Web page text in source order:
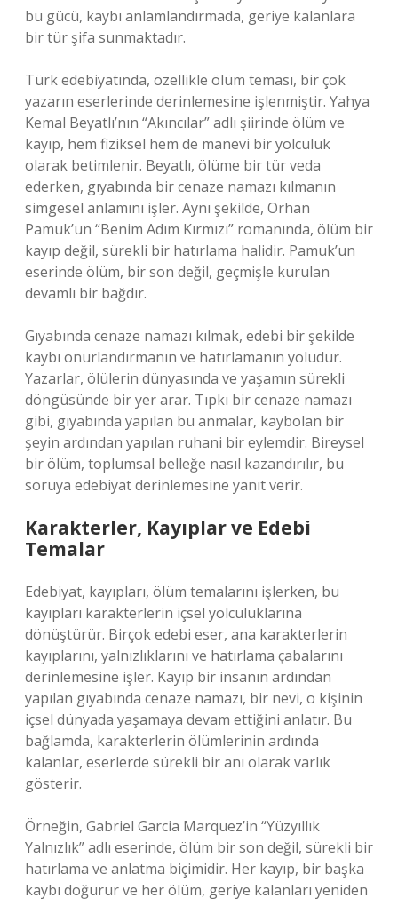
bu gücü, kaybı anlamlandırmada, geriye kalanlara
bir tür şifa sunmaktadır.
Türk edebiyatında, özellikle ölüm teması, bir çok
yazarın eserlerinde derinlemesine işlenmiştir. Yahya
Kemal Beyatlı’nın “Akıncılar” adlı şiirinde ölüm ve
kayıp, hem fiziksel hem de manevi bir yolculuk
olarak betimlenir. Beyatlı, ölüme bir tür veda
ederken, gıyabında bir cenaze namazı kılmanın
simgesel anlamını işler. Aynı şekilde, Orhan
Pamuk’un “Benim Adım Kırmızı” romanında, ölüm bir
kayıp değil, sürekli bir hatırlama halidir. Pamuk’un
eserinde ölüm, bir son değil, geçmişle kurulan
devamlı bir bağdır.
Gıyabında cenaze namazı kılmak, edebi bir şekilde
kaybı onurlandırmanın ve hatırlamanın yoludur.
Yazarlar, ölülerin dünyasında ve yaşamın sürekli
döngüsünde bir yer arar. Tıpkı bir cenaze namazı
gibi, gıyabında yapılan bu anmalar, kaybolan bir
şeyin ardından yapılan ruhani bir eylemdir. Bireysel
bir ölüm, toplumsal belleğe nasıl kazandırılır, bu
soruya edebiyat derinlemesine yanıt verir.
Karakterler, Kayıplar ve Edebi
Temalar
Edebiyat, kayıpları, ölüm temalarını işlerken, bu
kayıpları karakterlerin içsel yolculuklarına
dönüştürür. Birçok edebi eser, ana karakterlerin
kayıplarını, yalnızlıklarını ve hatırlama çabalarını
derinlemesine işler. Kayıp bir insanın ardından
yapılan gıyabında cenaze namazı, bir nevi, o kişinin
içsel dünyada yaşamaya devam ettiğini anlatır. Bu
bağlamda, karakterlerin ölümlerinin ardında
kalanlar, eserlerde sürekli bir anı olarak varlık
gösterir.
Örneğin, Gabriel Garcia Marquez’in “Yüzyıllık
Yalnızlık” adlı eserinde, ölüm bir son değil, sürekli bir
hatırlama ve anlatma biçimidir. Her kayıp, bir başka
kaybı doğurur ve her ölüm, geriye kalanları yeniden